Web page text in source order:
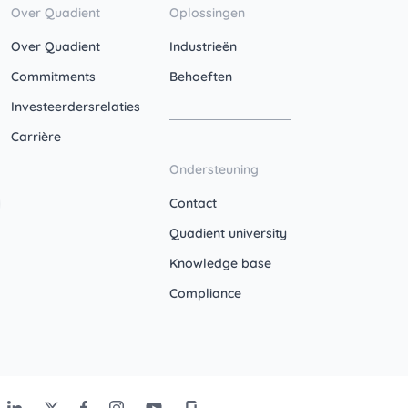
Over Quadient
Over Quadient
Commitments
Investeerdersrelaties
Carrière
Oplossingen
Industrieën
Behoeften
Ondersteuning
Contact
Quadient university
Knowledge base
Compliance